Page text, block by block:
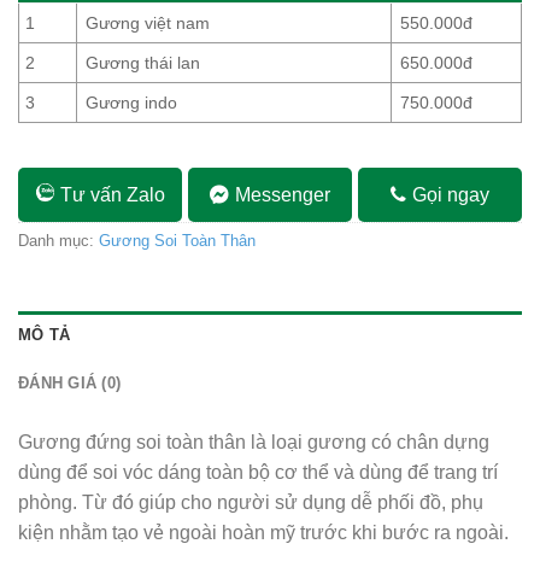
1 Gương việt nam 550.000đ
2 Gương thái lan 650.000đ
3 Gương indo 750.000đ
Tư vấn Zalo Messenger Gọi ngay
Danh mục: Gương Soi Toàn Thân
MÔ TẢ
ĐÁNH GIÁ (0)
Gương đứng soi toàn thân là loại gương có chân dựng
dùng để soi vóc dáng toàn bộ cơ thể và dùng để trang trí
phòng. Từ đó giúp cho người sử dụng dễ phối đồ, phụ
kiện nhằm tạo vẻ ngoài hoàn mỹ trước khi bước ra ngoài.